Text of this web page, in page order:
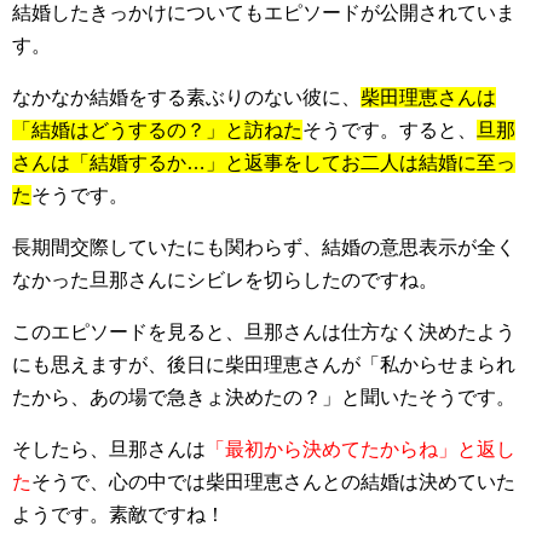
結婚したきっかけについてもエピソードが公開されていま
す。
なかなか結婚をする素ぶりのない彼に、 柴田理恵さんは
「結婚はどうするの？」と訪ねたそうです。すると、
旦那
さんは「結婚するか…」と返事をしてお二人は結婚に至っ
たそうです。
長期間交際していたにも関わらず、結婚の意思表示が全く
なかった旦那さんにシビレを切らしたのですね。
このエピソードを見ると、旦那さんは仕方なく決めたよう
にも思えますが、後日に柴田理恵さんが「私からせまられ
たから、あの場で急きょ決めたの？」と聞いたそうです。
そしたら、旦那さんは 「最初から決めてたからね」と返し
たそうで、心の中では柴田理恵さんとの結婚は決めていた
ようです。素敵ですね！